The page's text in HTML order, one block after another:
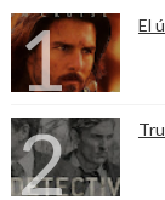
El